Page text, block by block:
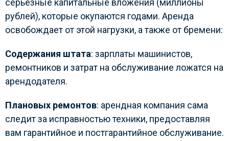
серьезные капитальные вложения (миллионы
рублей), которые окупаются годами. Аренда
освобождает от этой нагрузки, а также от бремени:
Содержания штата: зарплаты машинистов,
ремонтников и затрат на обслуживание ложатся на
арендодателя.
Плановых ремонтов: арендная компания сама
следит за исправностью техники, предоставляя
вам гарантийное и постгарантийное обслуживание.